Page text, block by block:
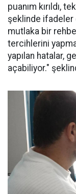
puanım kırıldı,
şeklinde ifadeler
mutlaka bir
tercihlerini
yapılan hatalar,
açabiliyor."